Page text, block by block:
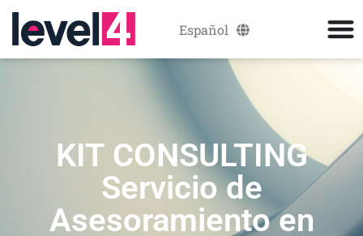
Español
Català
KIT CONSULTING
Servicio de
Asesoramiento en